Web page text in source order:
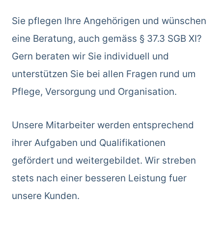
Sie pflegen Ihre Angehörigen und wünschen
eine Beratung, auch gemäss § 37.3 SGB XI?
Gern beraten wir Sie individuell und
unterstützen Sie bei allen Fragen rund um
Pflege, Versorgung und Organisation.
Unsere Mitarbeiter werden entsprechend
ihrer Aufgaben und Qualifikationen
gefördert und weitergebildet. Wir streben
stets nach einer besseren Leistung fuer
unsere Kunden.